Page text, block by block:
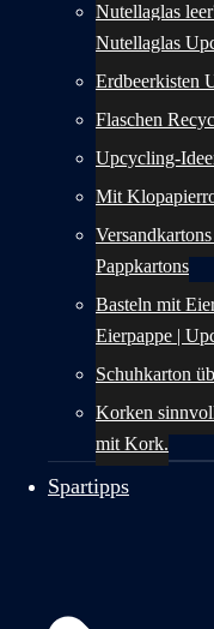
Nutellaglas
Nutellaglas
Erdbeerkisten
Flaschen
Upcycling-
Mit
Pappkartons
Basteln mit
Eierpappe |
Schuhkarton
Korken
mit Kork.
Spartipps